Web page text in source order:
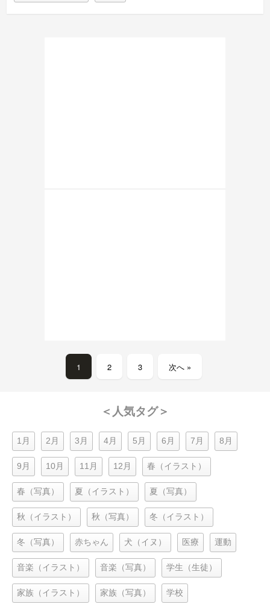
1 2 3 次へ »
＜人気タグ＞
1月 2月 3月 4月 5月 6月 7月 8月
9月 10月 11月 12月 春（イラスト）
春（写真） 夏（イラスト） 夏（写真）
秋（イラスト） 秋（写真） 冬（イラスト）
冬（写真） 赤ちゃん 犬（イヌ） 医療 運動
音楽（イラスト） 音楽（写真） 学生（生徒）
家族（イラスト） 家族（写真） 学校